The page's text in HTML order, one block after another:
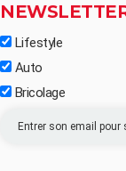
Lifestyle
Auto
Bricolage